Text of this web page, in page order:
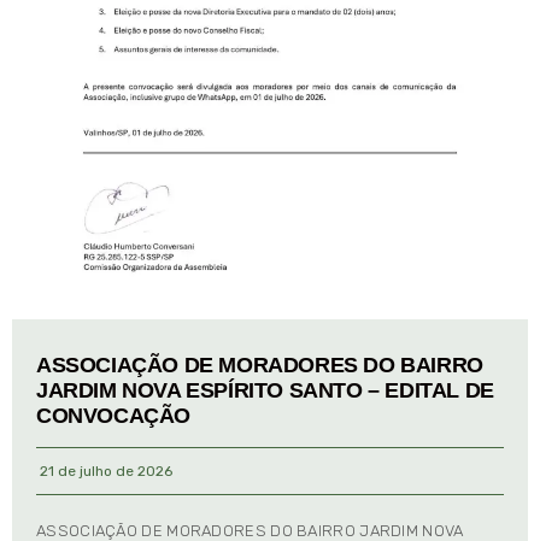
ASSOCIAÇÃO DE MORADORES DO BAIRRO
JARDIM NOVA ESPÍRITO SANTO – EDITAL DE
CONVOCAÇÃO
21 de julho de 2026
ASSOCIAÇÃO DE MORADORES DO BAIRRO JARDIM NOVA